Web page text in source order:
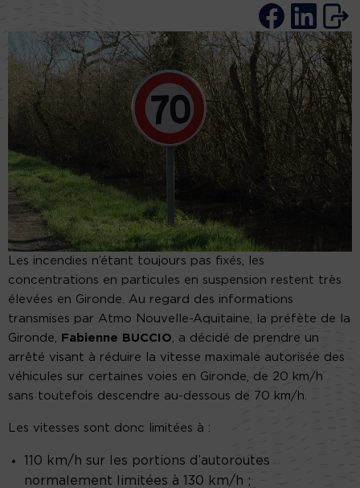
Les incendies n’étant toujours pas fixés, les
concentrations en particules en suspension restent très
élevées en Gironde. Au regard des informations
transmises par Atmo Nouvelle-Aquitaine, la préfète de la
Gironde,
Fabienne BUCCIO , a décidé de prendre un
arrêté visant à réduire la vitesse maximale autorisée des
véhicules sur certaines voies en Gironde, de 20 km/h
sans toutefois descendre au-dessous de 70 km/h.
Les vitesses sont donc limitées à :
110 km/h sur les portions d’autoroutes
normalement limitées à 130 km/h ;